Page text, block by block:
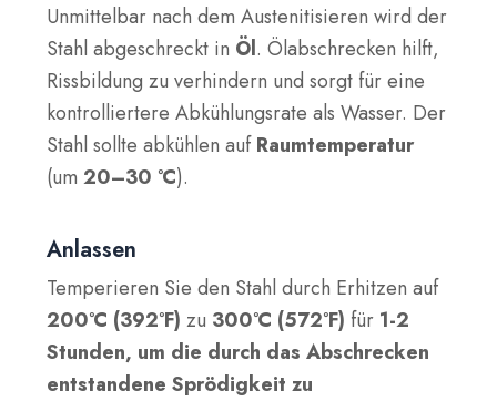
Unmittelbar nach dem Austenitisieren wird der
Stahl abgeschreckt in Öl. Ölabschrecken hilft,
Rissbildung zu verhindern und sorgt für eine
kontrolliertere Abkühlungsrate als Wasser. Der
Stahl sollte abkühlen aufRaumtemperatur
(um20–30 °C).
Anlassen
Temperieren Sie den Stahl durch Erhitzen auf
200°C (392°F) zu 300°C (572°F) für 1-2
Stunden, um die durch das Abschrecken
entstandene Sprödigkeit zu